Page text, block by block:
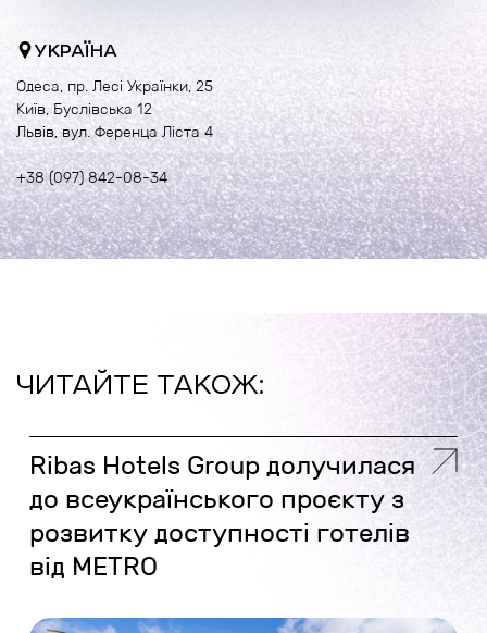
УКРАЇНА
Одеса, пр. Лесі Українки, 25
Київ, Буслівська 12
Львів, вул. Ференца Ліста 4
+38 (097) 842-08-34
ЧИТАЙТЕ ТАКОЖ:
Ribas Hotels Group долучилася
до всеукраїнського проєкту з
розвитку доступності готелів
від METRO